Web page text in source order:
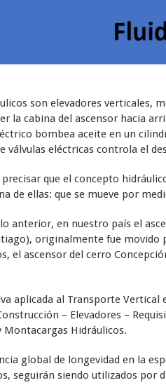
son elevadores verticales,
la cabina del ascensor hacia
bombea aceite en un
válvulas eléctricas controla el
que el concepto
de ellas: que se mueve por
anterior, en nuestro país el
originalmente fue movido
el ascensor del cerro
aplicada al Transporte Vertical
– Elevadores –
Montacargas Hidráulicos.
global de longevidad en la
seguirán siendo utilizados por